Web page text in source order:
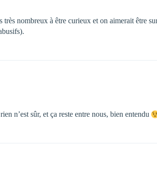
nombreux à être curieux et on aimerait être
n’est sûr, et ça reste entre nous, bien entendu